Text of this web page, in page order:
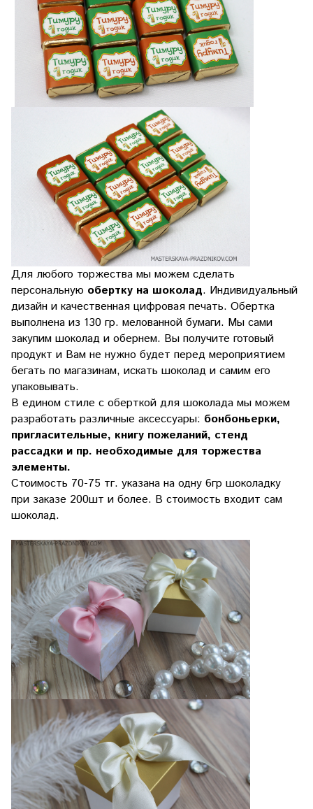
Для любого торжества мы можем сделать
персональную обертку на шоколад. Индивидуальный
дизайн и качественная цифровая печать. Обертка
выполнена из 130 гр. мелованной бумаги. Мы сами
закупим шоколад и обернем. Вы получите готовый
продукт и Вам не нужно будет перед мероприятием
бегать по магазинам, искать шоколад и самим его
упаковывать.
В едином стиле с оберткой для шоколада мы можем
разработать различные аксессуары: бонбоньерки,
пригласительные, книгу пожеланий, стенд
рассадки и пр. необходимые для торжества
элементы.
Стоимость 70-75 тг. указана на одну 6гр шоколадку
при заказе 200шт и более. В стоимость входит сам
шоколад.